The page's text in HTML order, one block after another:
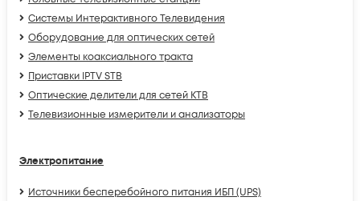
Системы Интерактивного Телевидения
Оборудование для оптических сетей
Элементы коаксиального тракта
Приставки IPTV STB
Оптические делители для сетей КТВ
Телевизионные измерители и анализаторы
Электропитание
Источники бесперебойного питания ИБП (UPS)